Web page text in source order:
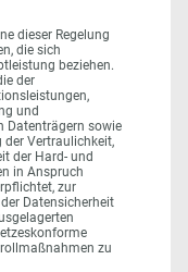
dieser Regelung
die sich
beziehen.
der
und
Datenträgern sowie
Vertraulichkeit,
der Hard- und
in Anspruch
zur
Datensicherheit
zu